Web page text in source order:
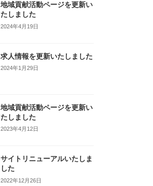
地域貢献活動ページを更新い
たしました
2024年4月19日
求人情報を更新いたしました
2024年1月29日
地域貢献活動ページを更新い
たしました
2023年4月12日
サイトリニューアルいたしま
した
2022年12月26日